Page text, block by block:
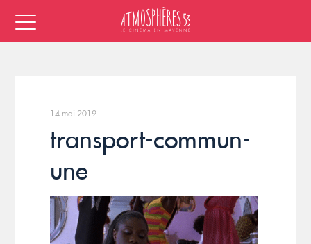
14 mai 2019
transport-commun-
une